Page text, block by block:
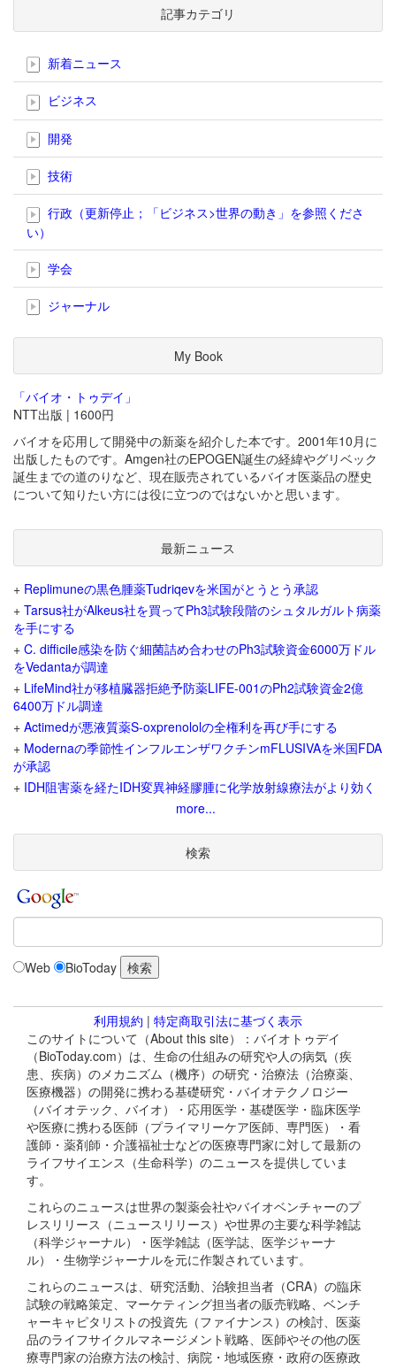
記事カテゴリ
新着ニュース
ビジネス
開発
技術
行政（更新停止；「ビジネス>世界の動き」を参照くださ
い）
学会
ジャーナル
My Book
「バイオ・トゥデイ」
NTT出版 | 1600円
バイオを応用して開発中の新薬を紹介した本です。2001年10月に
出版したものです。Amgen社のEPOGEN誕生の経緯やグリベック
誕生までの道のりなど、現在販売されているバイオ医薬品の歴史
について知りたい方には役に立つのではないかと思います。
最新ニュース
+ Replimuneの黒色腫薬Tudriqevを米国がとうとう承認
+ Tarsus社がAlkeus社を買ってPh3試験段階のシュタルガルト病薬
を手にする
+ C. difficile感染を防ぐ細菌詰め合わせのPh3試験資金6000万ドル
をVedantaが調達
+ LifeMind社が移植臓器拒絶予防薬LIFE-001のPh2試験資金2億
6400万ドル調達
+ Actimedが悪液質薬S-oxprenololの全権利を再び手にする
+ Modernaの季節性インフルエンザワクチンmFLUSIVAを米国FDA
が承認
+ IDH阻害薬を経たIDH変異神経膠腫に化学放射線療法がより効く
more...
検索
Web BioToday
利用規約 | 特定商取引法に基づく表示
このサイトについて（About this site）：バイオトゥデイ
（BioToday.com）は、生命の仕組みの研究や人の病気（疾
患、疾病）のメカニズム（機序）の研究・治療法（治療薬、
医療機器）の開発に携わる基礎研究・バイオテクノロジー
（バイオテック、バイオ）・応用医学・基礎医学・臨床医学
や医療に携わる医師（プライマリーケア医師、専門医）・看
護師・薬剤師・介護福祉士などの医療専門家に対して最新の
ライフサイエンス（生命科学）のニュースを提供していま
す。
これらのニュースは世界の製薬会社やバイオベンチャーのプ
レスリリース（ニュースリリース）や世界の主要な科学雑誌
（科学ジャーナル）・医学雑誌（医学誌、医学ジャーナ
ル）・生物学ジャーナルを元に作製されています。
これらのニュースは、研究活動、治験担当者（CRA）の臨床
試験の戦略策定、マーケティング担当者の販売戦略、ベンチ
ャーキャピタリストの投資先（ファイナンス）の検討、医薬
品のライフサイクルマネージメント戦略、医師やその他の医
療専門家の治療方法の検討、病院・地域医療・政府の医療政